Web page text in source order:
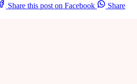
Share this post on Facebook
Share